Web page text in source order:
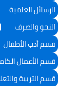
الرسائل العلمية
النحو والصرف
قسم أدب الأطفال
قسم الأعمال
قسم التربية